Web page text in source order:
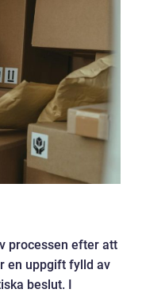
processen efter att
en uppgift fylld av
beslut. I